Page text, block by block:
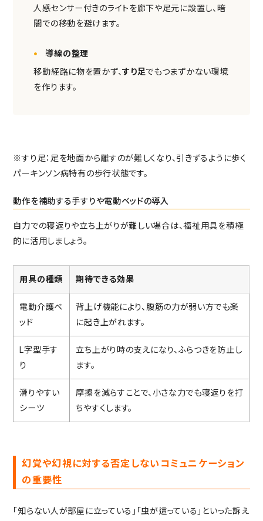
人感センサー付きのライトを廊下や足元に設置し、暗
闇での移動を避けます。
導線の整理
移動経路に物を置かず、すり足でもつまずかない環境
を作ります。
※すり足：足を地面から離すのが難しくなり、引きずるように歩く
パーキンソン病特有の歩行状態です。
動作を補助する手すりや電動ベッドの導入
自力での寝返りや立ち上がりが難しい場合は、福祉用具を積極
的に活用しましょう。
用具の種類 期待できる効果
電動介護ベ
ッド
背上げ機能により、腹筋の力が弱い方でも楽
に起き上がれます。
L字型手す
り
立ち上がり時の支えになり、ふらつきを防止し
ます。
滑りやすい
シーツ
摩擦を減らすことで、小さな力でも寝返りを打
ちやすくします。
幻覚や幻視に対する否定しないコミュニケーション
の重要性
「知らない人が部屋に立っている」「虫が這っている」といった訴え